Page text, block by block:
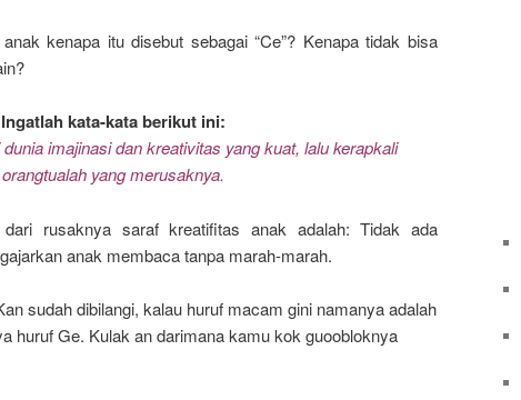
kenapa itu disebut sebagai “Ce”? Kenapa tidak bisa
Ingatlah kata-kata berikut ini:
imajinasi dan kreativitas yang kuat, lalu kerapkali
orangtualah yang merusaknya.
rusaknya saraf kreatifitas anak adalah: Tidak ada
anak membaca tanpa marah-marah.
sudah dibilangi, kalau huruf macam gini namanya adalah
huruf Ge. Kulak an darimana kamu kok guoobloknya